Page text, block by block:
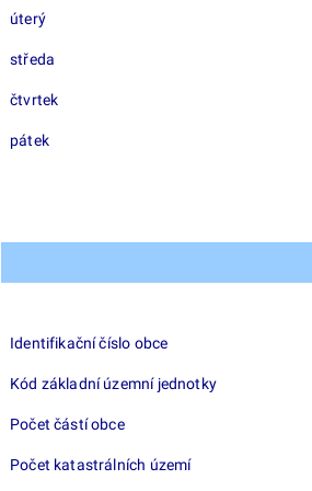
úterý
středa
čtvrtek
pátek
Identifikační číslo obce
Kód základní územní jednotky
Počet částí obce
Počet katastrálních území